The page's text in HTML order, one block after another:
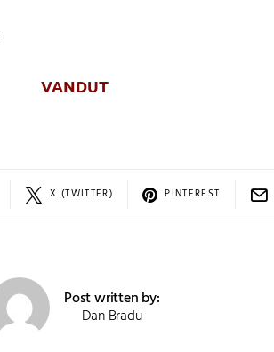
VANDUT
X (TWITTER) PINTEREST
Post written by:
Dan Bradu